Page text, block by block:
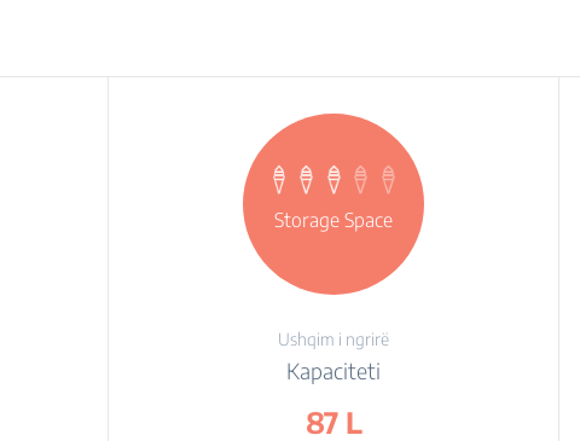
Storage Space
Ushqim i ngrirë
Kapaciteti
87 L